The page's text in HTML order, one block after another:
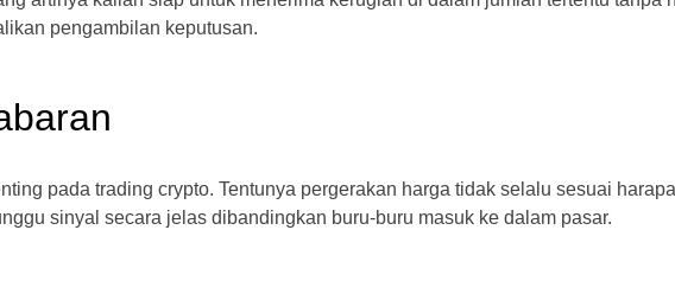
pengambilan keputusan.
pada trading crypto. Tentunya pergerakan harga tidak selalu sesuai
sinyal secara jelas dibandingkan buru-buru masuk ke dalam pasar.